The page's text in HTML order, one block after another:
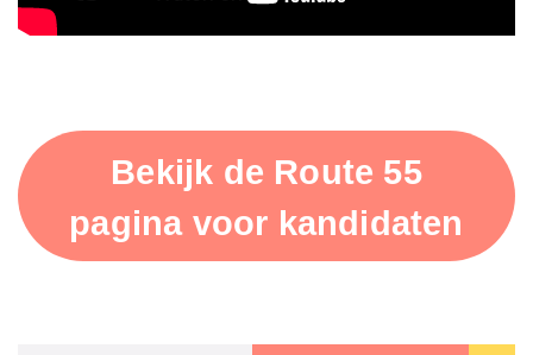
Bekijk de Route 55
pagina voor kandidaten